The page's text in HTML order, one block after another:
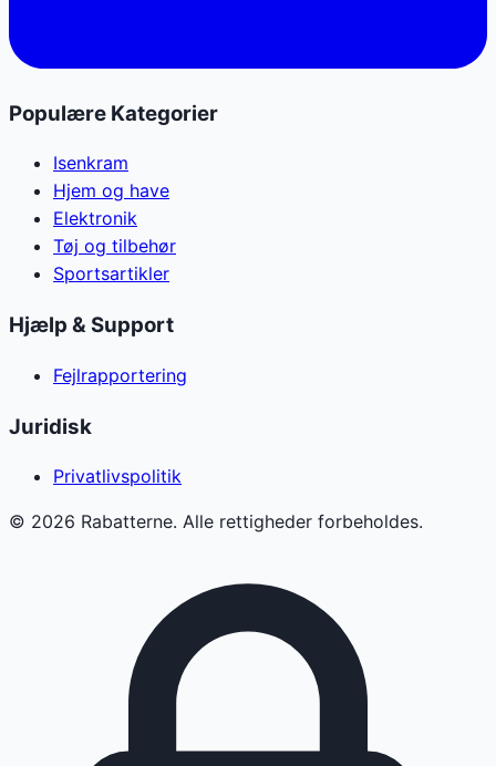
Populære Kategorier
Isenkram
Hjem og have
Elektronik
Tøj og tilbehør
Sportsartikler
Hjælp & Support
Fejlrapportering
Juridisk
Privatlivspolitik
© 2026 Rabatterne. Alle rettigheder forbeholdes.